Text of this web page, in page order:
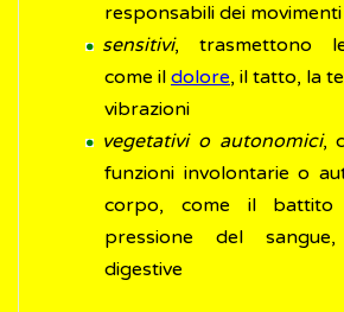
responsabili dei
sensitivi, trasmettono
come il dolore, il tatto, la
vibrazioni
vegetativi o autonomici,
funzioni involontarie o
corpo, come il battito
pressione del
digestive